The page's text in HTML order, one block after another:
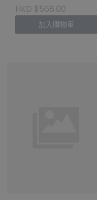
HKD $568.00
加入購物車